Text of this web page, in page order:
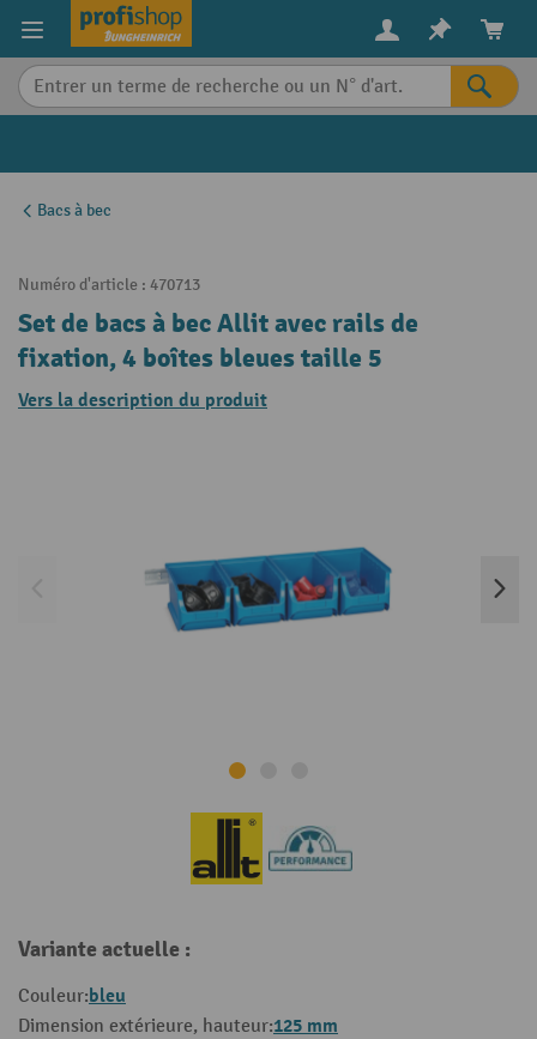
content
Bacs à bec
Numéro d'article : 470713
Set de bacs à bec Allit avec rails de
fixation, 4 boîtes bleues taille 5
Vers la description du produit
Variante actuelle :
Couleur:bleu
Dimension extérieure, hauteur:125 mm